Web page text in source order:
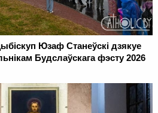
Юзаф Станеўскі дзякуе
Будслаўскага фэсту 2026